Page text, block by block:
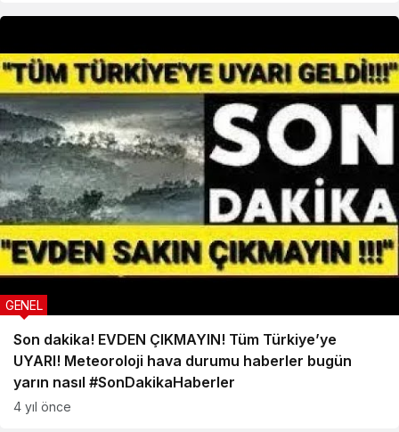
Son dakika! EVDEN ÇIKMAYIN! Tüm Türkiye’ye
UYARI! Meteoroloji hava durumu haberler bugün
yarın nasıl #SonDakikaHaberler
GENEL
4 yıl önce